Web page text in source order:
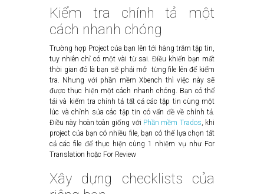
Kiểm tra chính tả một
cách nhanh chóng
Trường hợp Project của bạn lên tới hàng trăm tập tin,
tuy nhiên chỉ có một vài từ sai. Điều khiến bạn mất
thời gian đó là bạn sẽ phải mở từng file lên để kiểm
tra. Nhưng với phần mềm Xbench thì việc này sẽ
được thực hiện một cách nhanh chóng. Bạn có thể
tải và kiểm tra chính tả tất cả các tập tin cùng một
lúc và chỉnh sửa các tập tin có vấn đề về chính tả.
Điều này hoàn toàn giống với Phần mềm Trados, khi
project của bạn có nhiều file, bạn có thể lựa chọn tất
cả các file để thực hiện cùng 1 nhiệm vụ như For
Translation hoặc For Review
Xây dựng checklists của